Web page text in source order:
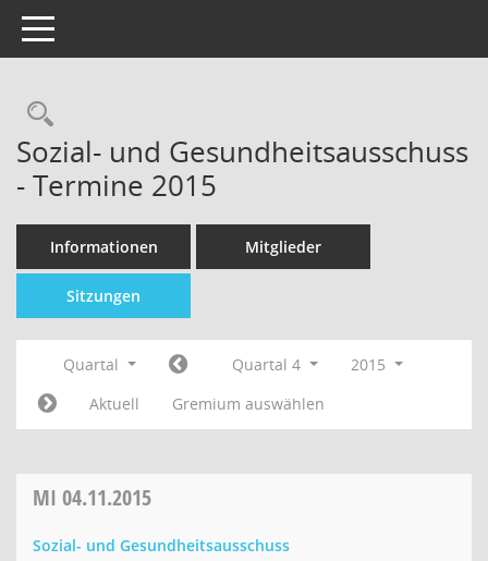
Toggle navigation
Sozial- und Gesundheitsausschuss
- Termine 2015
Informationen Mitglieder
Sitzungen
Quartal Quartal 4
2015
Aktuell
Gremium auswählen
MI 04.11.2015
Sozial- und Gesundheitsausschuss